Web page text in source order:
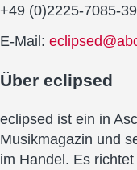
+49 (0)2225-7085-
E-Mail:
Über eclipsed
eclipsed ist ein in
Musikmagazin und
im Handel. Es